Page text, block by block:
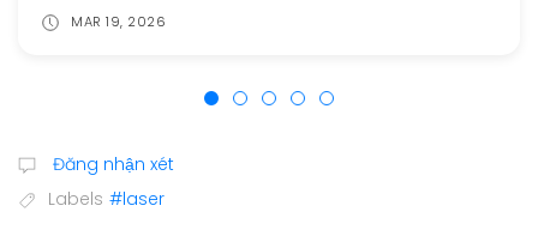
MAR 19, 2026
Đăng nhận xét
Labels #laser